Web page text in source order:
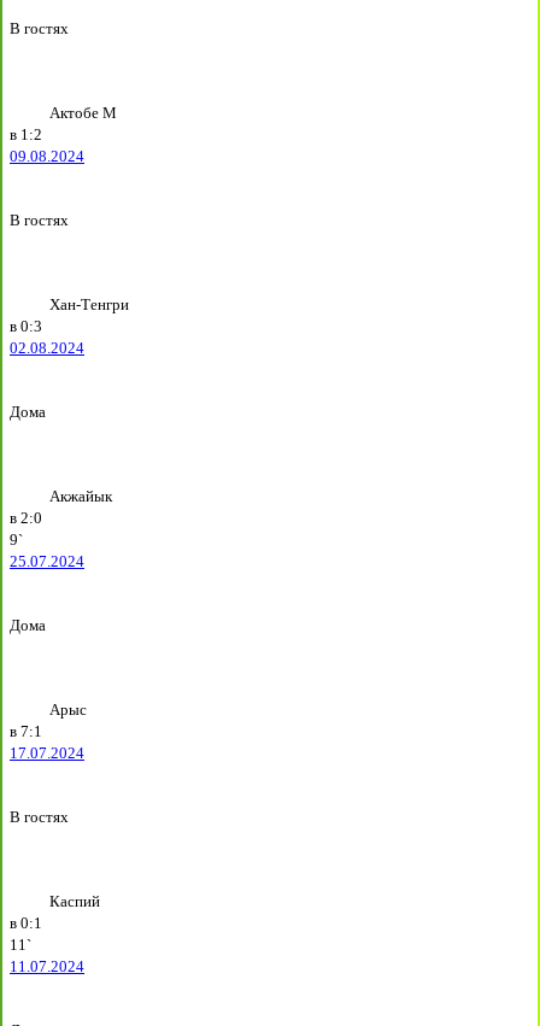
В гостях
Актобе М
в 1:2
09.08.2024
В гостях
Хан-Тенгри
в 0:3
02.08.2024
Дома
Акжайык
в 2:0
9`
25.07.2024
Дома
Арыс
в 7:1
17.07.2024
В гостях
Каспий
в 0:1
11`
11.07.2024